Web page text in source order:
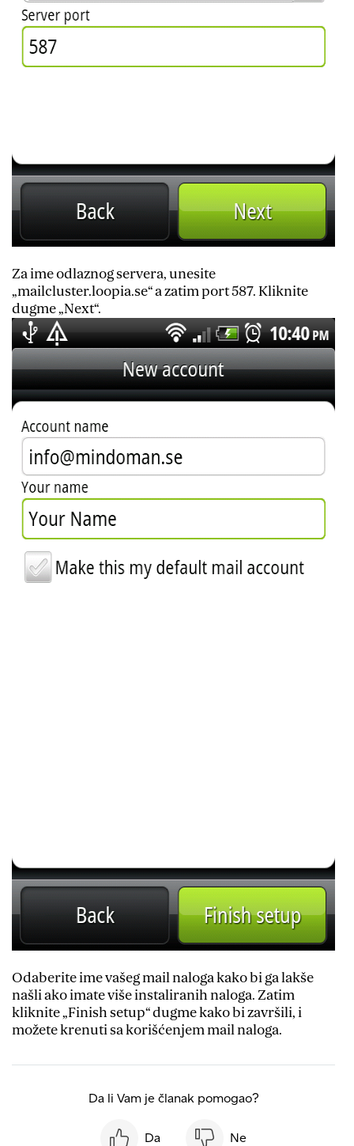
Za ime odlaznog servera, unesite
„mailcluster.loopia.se“ a zatim port 587. Kliknite
dugme „Next“.
Odaberite ime vašeg mail naloga kako bi ga lakše
našli ako imate više instaliranih naloga. Zatim
kliknite „Finish setup“ dugme kako bi završili, i
možete krenuti sa korišćenjem mail naloga.
Da li Vam je članak pomogao?
Da Ne